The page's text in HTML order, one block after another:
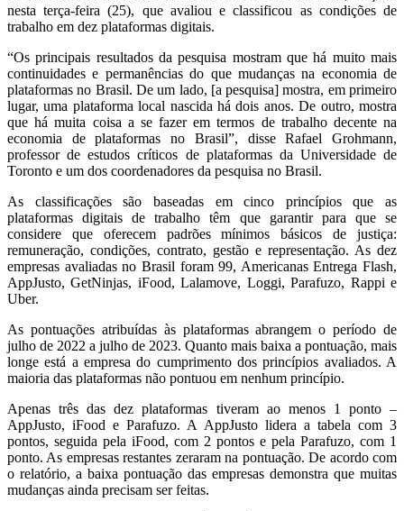
nesta terça-feira (25), que avaliou e classificou as condições de
trabalho em dez plataformas digitais.
“Os principais resultados da pesquisa mostram que há muito mais
continuidades e permanências do que mudanças na economia de
plataformas no Brasil. De um lado, [a pesquisa] mostra, em primeiro
lugar, uma plataforma local nascida há dois anos. De outro, mostra
que há muita coisa a se fazer em termos de trabalho decente na
economia de plataformas no Brasil”, disse Rafael Grohmann,
professor de estudos críticos de plataformas da Universidade de
Toronto e um dos coordenadores da pesquisa no Brasil.
As classificações são baseadas em cinco princípios que as
plataformas digitais de trabalho têm que garantir para que se
considere que oferecem padrões mínimos básicos de justiça:
remuneração, condições, contrato, gestão e representação. As dez
empresas avaliadas no Brasil foram 99, Americanas Entrega Flash,
AppJusto, GetNinjas, iFood, Lalamove, Loggi, Parafuzo, Rappi e
Uber.
As pontuações atribuídas às plataformas abrangem o período de
julho de 2022 a julho de 2023. Quanto mais baixa a pontuação, mais
longe está a empresa do cumprimento dos princípios avaliados. A
maioria das plataformas não pontuou em nenhum princípio.
Apenas três das dez plataformas tiveram ao menos 1 ponto –
AppJusto, iFood e Parafuzo. A AppJusto lidera a tabela com 3
pontos, seguida pela iFood, com 2 pontos e pela Parafuzo, com 1
ponto. As empresas restantes zeraram na pontuação. De acordo com
o relatório, a baixa pontuação das empresas demonstra que muitas
mudanças ainda precisam ser feitas.